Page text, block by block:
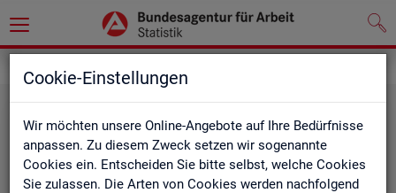
Cookie-Einstellungen
Wir möchten unsere Online-Angebote auf Ihre Bedürfnisse
anpassen. Zu diesem Zweck setzen wir sogenannte
Cookies ein. Entscheiden Sie bitte selbst, welche Cookies
Sie zulassen. Die Arten von Cookies werden nachfolgend